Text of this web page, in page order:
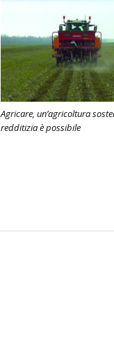
Agricare, un’agricoltura
redditizia è possibile